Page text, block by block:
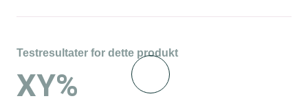
Testresultater for dette produkt
XY%